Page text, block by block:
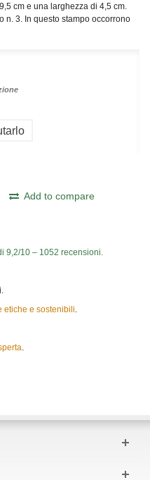
cm e una larghezza di 4,5 cm.
n. 3. In questo stampo occorrono
Add to compare
9,2/10 – 1052 recensioni.
etiche e sostenibili